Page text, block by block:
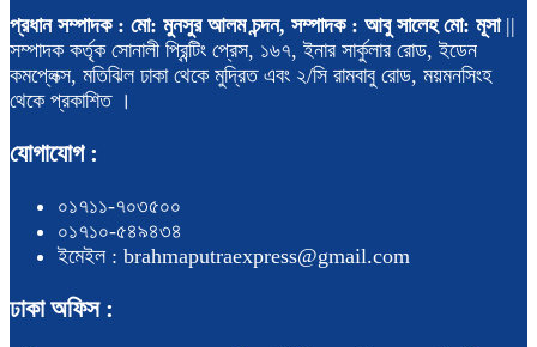
প্রধান সম্পাদক : মো: মুনসুর আলম চন্দন, সম্পাদক : আবু সালেহ মো: মূসা||
সম্পাদক কর্তৃক সোনালী প্রিন্টিং প্রেস, ১৬৭, ইনার সার্কুলার রোড, ইডেন
কমপ্লেক্স, মতিঝিল ঢাকা থেকে মুদ্রিত এবং ২/সি রামবাবু রোড, ময়মনসিংহ
থেকে প্রকাশিত ।
যোগাযোগ :
০১৭১১-৭০৩৫০০
০১৭১০-৫৪৯৪৩৪
ইমেইল : brahmaputraexpress@gmail.com
ঢাকা অফিস :